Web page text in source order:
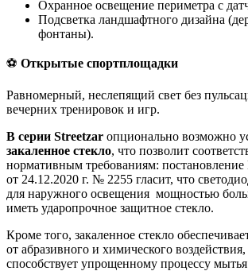
Охранное освещение периметра с
Подсветка ландшафтного дизайна
фонтаны).
⚽ Открытые спортплощадки
Равномерный, неслепящий свет без
вечерних тренировок и игр.
В серии Streetzar опционально возможно
закаленное стекло, что позволит
нормативным требованиям: постановление
от 24.12.2020 г. № 2255 гласит, что
для наружного освещения мощностью
иметь ударопрочное защитное стекло.
Кроме того, закаленное стекло
от абразивного и химического
способствует упрощенному процессу